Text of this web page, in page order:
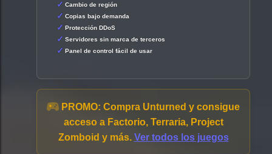
Cambio de región
Copias bajo demanda
Protección DDoS
Servidores sin marca de terceros
Panel de control fácil de usar
PROMO: Compra Unturned y consigue
acceso a Factorio, Terraria, Project
Zomboid y más. Ver todos los juegos